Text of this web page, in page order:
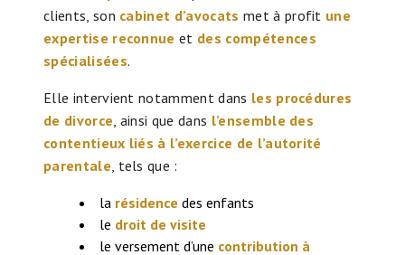
clients, son cabinet d’avocats met à profit une
expertise reconnue et des compétences
spécialisées.
Elle intervient notamment dans les procédures
de divorce , ainsi que dans l’ensemble des
contentieux liés à l’exercice de l’autorité
parentale , tels que :
la résidence des enfants
le droit de visite
le versement d’une contribution à